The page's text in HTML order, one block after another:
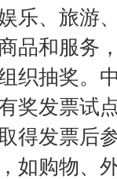
乐、旅游
品和服务
织抽奖。
奖发票试
得发票后
如购物、